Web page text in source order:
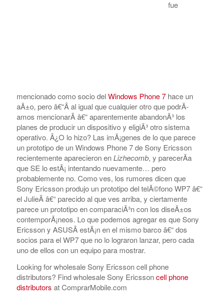
fue
mencionado como socio delWindows Phone 7hace un
aÃ±o, pero â€“Â al igual que cualquier otro que podrÃ­
amos mencionarÂ â€“ aparentemente abandonÃ³ los
planes de producir un dispositivo y eligiÃ³ otro sistema
operativo. Â¿O lo hizo? Las imÃ¡genes de lo que parece
un prototipo de un Windows Phone 7 de Sony Ericsson
recientemente aparecieron enLizhecomb, y parecerÃ­a
que SE lo estÃ¡ intentando nuevamente… pero
probablemente no. Como ves, los rumores dicen que
Sony Ericsson produjo un prototipo del telÃ©fono WP7 â€“
el JulieÂ â€“ parecido al que ves arriba, y ciertamente
parece un prototipo en comparaciÃ³n con los diseÃ±os
contemporÃ¡neos. Lo que podemos agregar es que Sony
Ericsson y ASUSÂ estÃ¡n en el mismo barco â€“ dos
socios para el WP7 que no lo lograron lanzar, pero cada
uno de ellos con un equipo para mostrar.
Looking for wholesale Sony Ericsson cell phone
distributors? Find wholesale Sony Ericssoncell phone
distributors at ComprarMobile.com
COMPRAR REACHES BUYERS
Comprar Magazine reaches over 100,000 monthly
impressions. Active buyers seek out Comprar Magazine
to purchase their inventory from trusted distributors.
Buyers from LATAM are looking to buy quality products.
Top 10 countries that actively seeking wholesale products